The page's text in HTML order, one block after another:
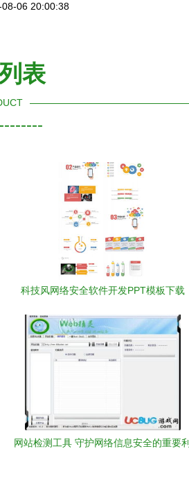
06 20:00:38
表
科技风网络安全软件开发PPT模板下载
网站检测工具 守护网络信息安全的重要利